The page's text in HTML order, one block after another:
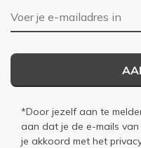
E-mailadres
*Door jezelf aan te
aan dat je de e-mails
je akkoord met het